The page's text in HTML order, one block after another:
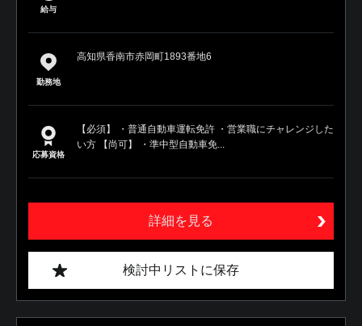
給与
勤務地
高知県香南市赤岡町1893番地6
応募資格
【必須】 ・普通自動車運転免許 ・営業職にチャレンジした
い方 【尚可】 ・準中型自動車免...
詳細を見る
検討中リストに保存